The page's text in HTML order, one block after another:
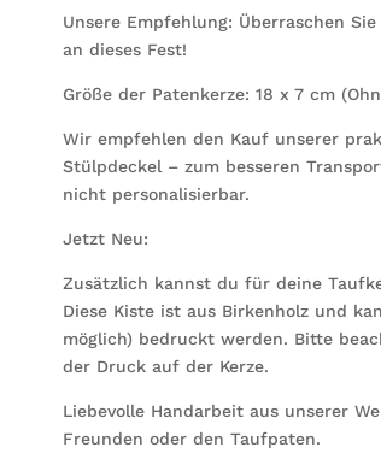
Unsere Empfehlung: Überraschen
an dieses Fest!
Größe der Patenkerze: 18 x 7 cm
Wir empfehlen den Kauf unserer
Stülpdeckel – zum besseren
nicht personalisierbar.
Jetzt Neu:
Zusätzlich kannst du für deine
Diese Kiste ist aus Birkenholz und
möglich) bedruckt werden. Bitte
der Druck auf der Kerze.
Liebevolle Handarbeit aus unserer
Freunden oder den Taufpaten.